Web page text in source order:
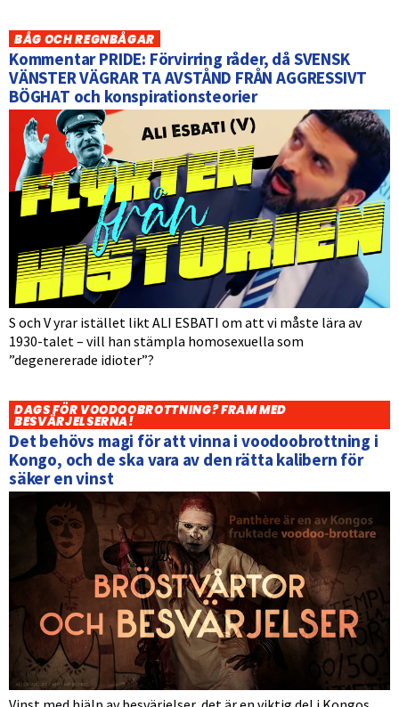
BÅG OCH REGNBÅGAR
Kommentar PRIDE: Förvirring råder, då SVENSK
VÄNSTER VÄGRAR TA AVSTÅND FRÅN AGGRESSIVT
BÖGHAT och konspirationsteorier
S och V yrar istället likt ALI ESBATI om att vi måste lära av
1930-talet – vill han stämpla homosexuella som
”degenererade idioter”?
DAGS FÖR VOODOOBROTTNING? FRAM MED
BESVÄRJELSERNA!
Det behövs magi för att vinna i voodoobrottning i
Kongo, och de ska vara av den rätta kalibern för
säker en vinst